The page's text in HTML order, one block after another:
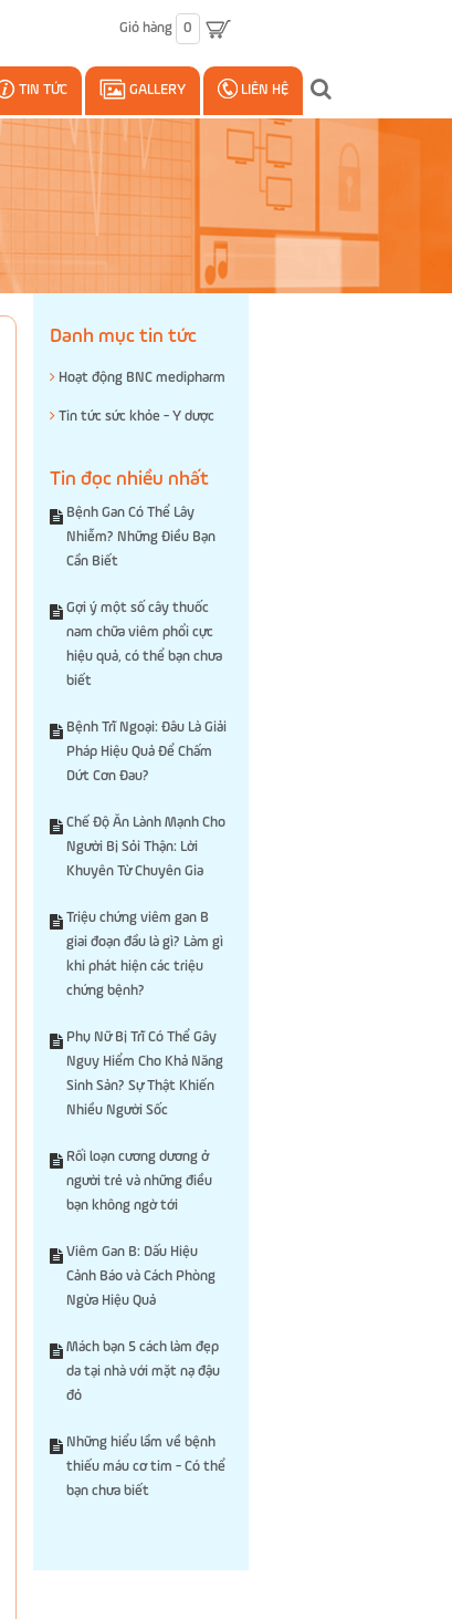
Giỏ hàng 0
TIN TỨC GALLERY LIÊN HỆ
Danh mục tin tức
Hoạt động BNC medipharm
Tin tức sức khỏe - Y dược
Tin đọc nhiều nhất
Bệnh Gan Có Thể Lây
Nhiễm? Những Điều Bạn
Cần Biết
Gợi ý một số cây thuốc
nam chữa viêm phổi cực
hiệu quả, có thể bạn chưa
biết
Bệnh Trĩ Ngoại: Đâu Là Giải
Pháp Hiệu Quả Để Chấm
Dứt Cơn Đau?
Chế Độ Ăn Lành Mạnh Cho
Người Bị Sỏi Thận: Lời
Khuyên Từ Chuyên Gia
Triệu chứng viêm gan B
giai đoạn đầu là gì? Làm gì
khi phát hiện các triệu
chứng bệnh?
Phụ Nữ Bị Trĩ Có Thể Gây
Nguy Hiểm Cho Khả Năng
Sinh Sản? Sự Thật Khiến
Nhiều Người Sốc
Rối loạn cương dương ở
người trẻ và những điều
bạn không ngờ tới
Viêm Gan B: Dấu Hiệu
Cảnh Báo và Cách Phòng
Ngừa Hiệu Quả
Mách bạn 5 cách làm đẹp
da tại nhà với mặt nạ đậu
đỏ
Những hiểu lầm về bệnh
thiếu máu cơ tim - Có thể
bạn chưa biết